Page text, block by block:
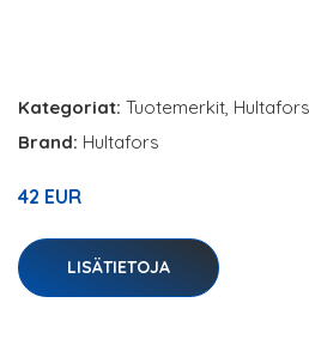
Kategoriat: Tuotemerkit, Hultafors
Brand: Hultafors
42 EUR
LISÄTIETOJA